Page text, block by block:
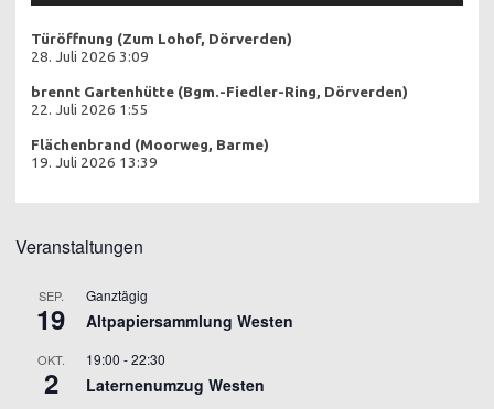
Türöffnung (Zum Lohof, Dörverden)
28. Juli 2026 3:09
brennt Gartenhütte (Bgm.-Fiedler-Ring, Dörverden)
22. Juli 2026 1:55
Flächenbrand (Moorweg, Barme)
19. Juli 2026 13:39
Veranstaltungen
SEP.
19
Ganztägig
Altpapiersammlung Westen
OKT.
2
19:00 -22:30
Laternenumzug Westen